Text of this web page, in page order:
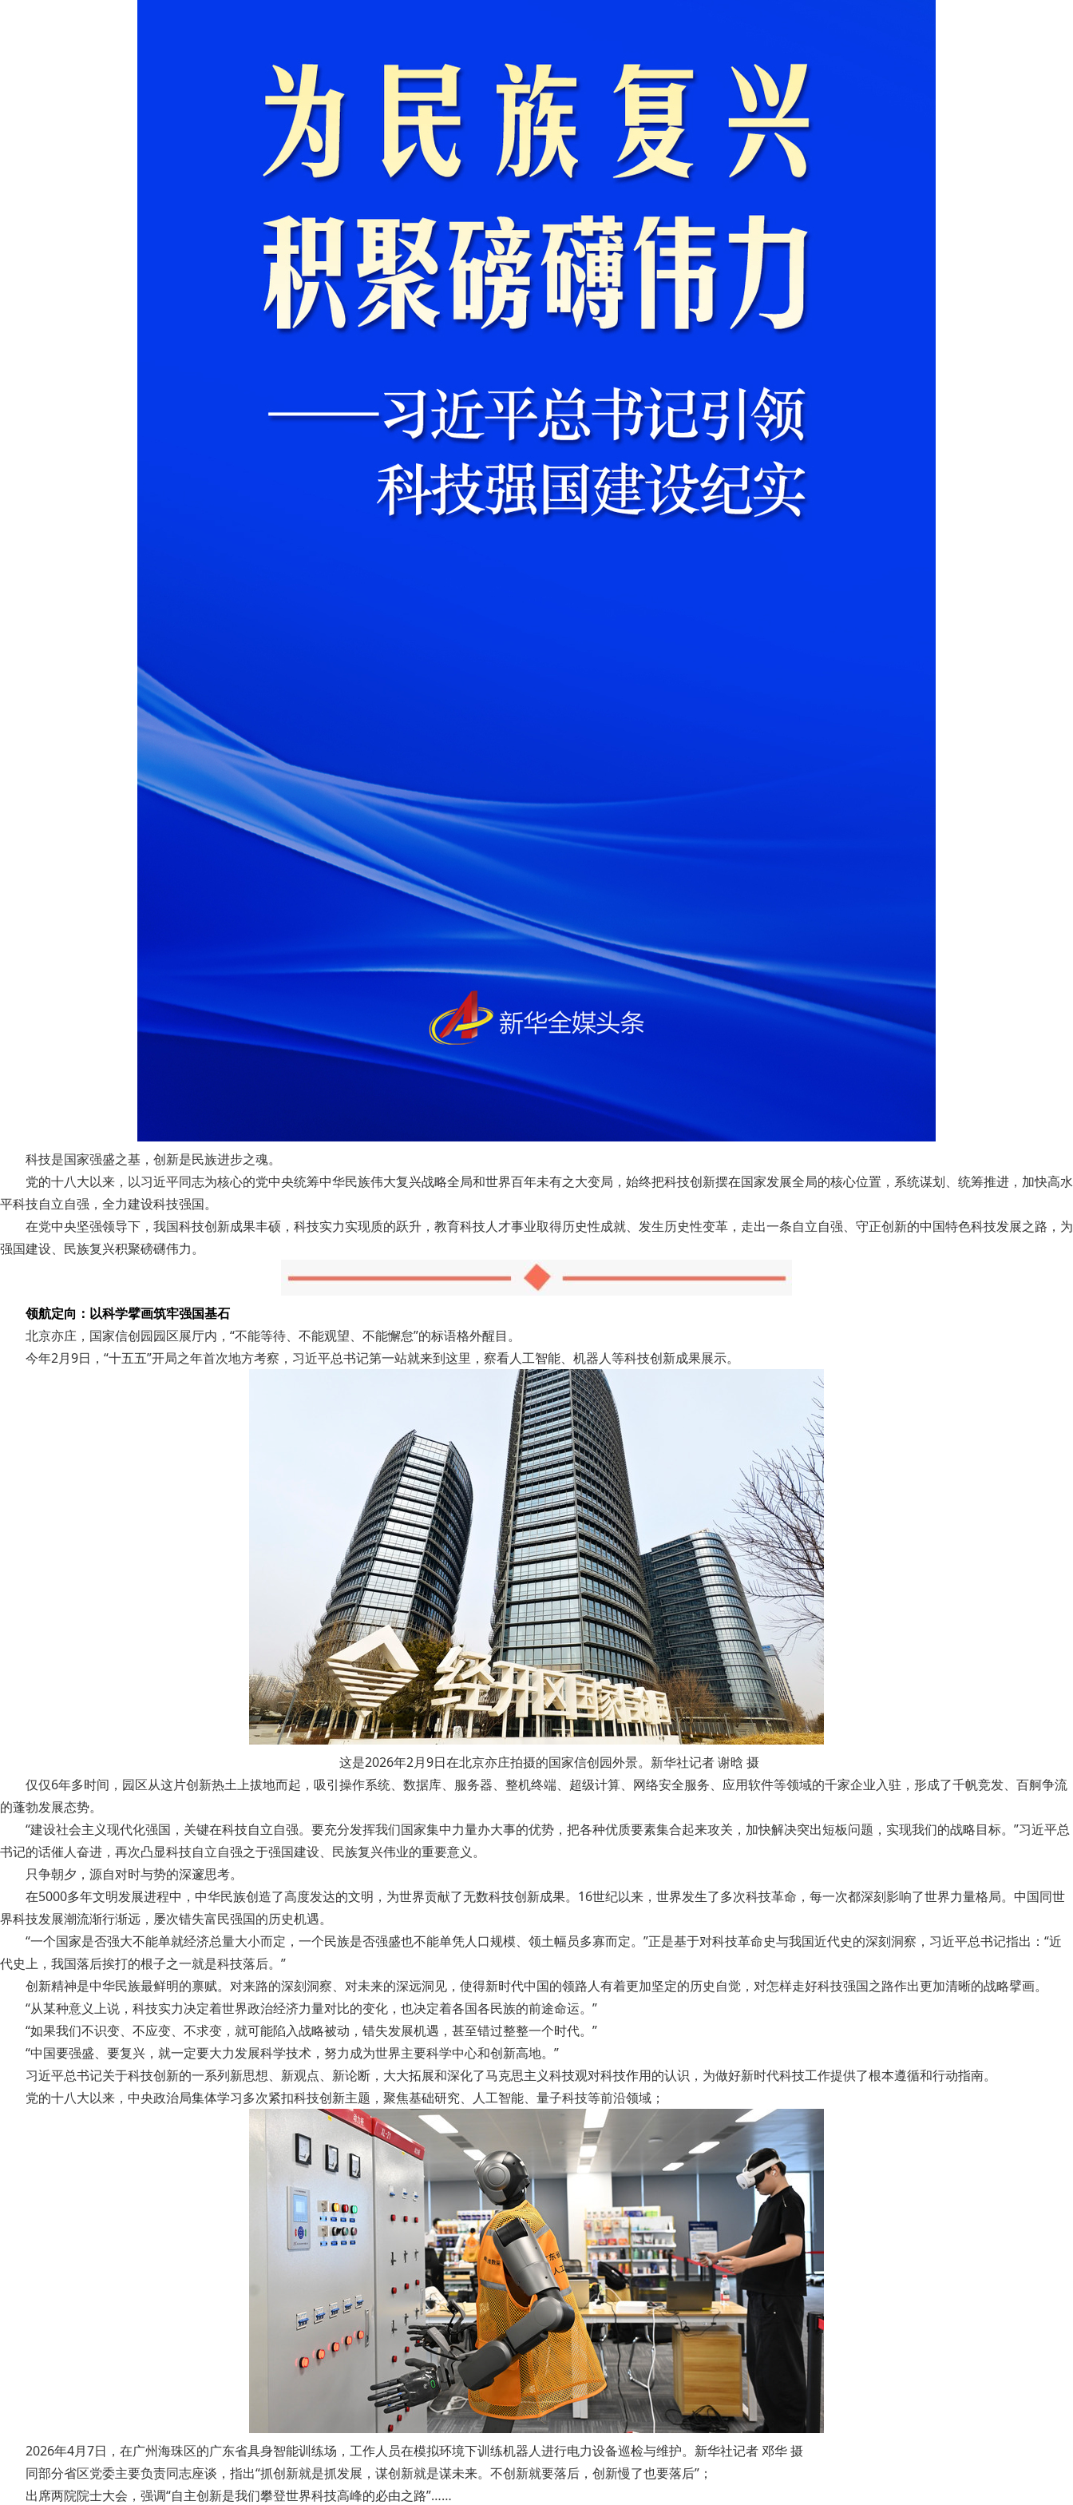
科技是国家强盛之基，创新是民族进步之魂。
党的十八大以来，以习近平同志为核心的党中央统筹中华民族伟大复兴战略全局和世界百年未有之大变局，始终把科技创新摆在国家发展全局的核心位置，系统谋划、统筹推进，加快高水
平科技自立自强，全力建设科技强国。
在党中央坚强领导下，我国科技创新成果丰硕，科技实力实现质的跃升，教育科技人才事业取得历史性成就、发生历史性变革，走出一条自立自强、守正创新的中国特色科技发展之路，为
强国建设、民族复兴积聚磅礴伟力。
领航定向：以科学擘画筑牢强国基石
北京亦庄，国家信创园园区展厅内，“不能等待、不能观望、不能懈怠”的标语格外醒目。
今年2月9日，“十五五”开局之年首次地方考察，习近平总书记第一站就来到这里，察看人工智能、机器人等科技创新成果展示。
这是2026年2月9日在北京亦庄拍摄的国家信创园外景。新华社记者 谢晗 摄
仅仅6年多时间，园区从这片创新热土上拔地而起，吸引操作系统、数据库、服务器、整机终端、超级计算、网络安全服务、应用软件等领域的千家企业入驻，形成了千帆竞发、百舸争流
的蓬勃发展态势。
“建设社会主义现代化强国，关键在科技自立自强。要充分发挥我们国家集中力量办大事的优势，把各种优质要素集合起来攻关，加快解决突出短板问题，实现我们的战略目标。”习近平总
书记的话催人奋进，再次凸显科技自立自强之于强国建设、民族复兴伟业的重要意义。
只争朝夕，源自对时与势的深邃思考。
在5000多年文明发展进程中，中华民族创造了高度发达的文明，为世界贡献了无数科技创新成果。16世纪以来，世界发生了多次科技革命，每一次都深刻影响了世界力量格局。中国同世
界科技发展潮流渐行渐远，屡次错失富民强国的历史机遇。
“一个国家是否强大不能单就经济总量大小而定，一个民族是否强盛也不能单凭人口规模、领土幅员多寡而定。”正是基于对科技革命史与我国近代史的深刻洞察，习近平总书记指出：“近
代史上，我国落后挨打的根子之一就是科技落后。”
创新精神是中华民族最鲜明的禀赋。对来路的深刻洞察、对未来的深远洞见，使得新时代中国的领路人有着更加坚定的历史自觉，对怎样走好科技强国之路作出更加清晰的战略擘画。
“从某种意义上说，科技实力决定着世界政治经济力量对比的变化，也决定着各国各民族的前途命运。”
“如果我们不识变、不应变、不求变，就可能陷入战略被动，错失发展机遇，甚至错过整整一个时代。”
“中国要强盛、要复兴，就一定要大力发展科学技术，努力成为世界主要科学中心和创新高地。”
习近平总书记关于科技创新的一系列新思想、新观点、新论断，大大拓展和深化了马克思主义科技观对科技作用的认识，为做好新时代科技工作提供了根本遵循和行动指南。
党的十八大以来，中央政治局集体学习多次紧扣科技创新主题，聚焦基础研究、人工智能、量子科技等前沿领域；
2026年4月7日，在广州海珠区的广东省具身智能训练场，工作人员在模拟环境下训练机器人进行电力设备巡检与维护。新华社记者 邓华 摄
同部分省区党委主要负责同志座谈，指出“抓创新就是抓发展，谋创新就是谋未来。不创新就要落后，创新慢了也要落后”；
出席两院院士大会，强调“自主创新是我们攀登世界科技高峰的必由之路”……